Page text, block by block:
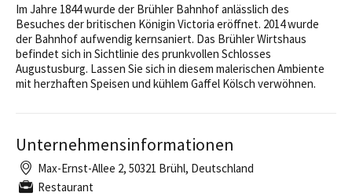
Im Jahre 1844 wurde der Brühler Bahnhof anlässlich des
Besuches der britischen Königin Victoria eröffnet. 2014 wurde
der Bahnhof aufwendig kernsaniert. Das Brühler Wirtshaus
befindet sich in Sichtlinie des prunkvollen Schlosses
Augustusburg. Lassen Sie sich in diesem malerischen Ambiente
mit herzhaften Speisen und kühlem Gaffel Kölsch verwöhnen.
Unternehmensinformationen
Max-Ernst-Allee 2, 50321 Brühl, Deutschland
Restaurant